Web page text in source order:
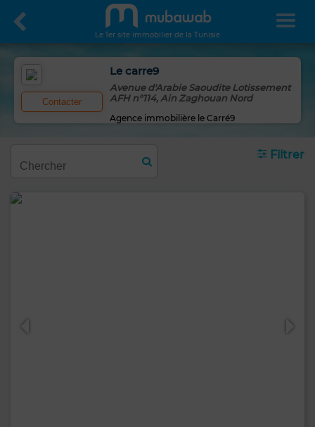
Le 1er site immobilier de la Tunisie
Contacter
Le carre9
Avenue d'Arabie Saoudite Lotissement
AFH n°114, Ain Zaghouan Nord
Agence immobilière le Carré9
Filtrer